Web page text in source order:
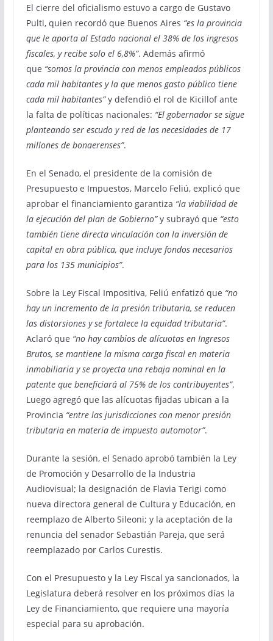
El cierre del oficialismo estuvo a cargo de Gustavo
Pulti, quien recordó que Buenos Aires “es la provincia
que le aporta al Estado nacional el 38% de los ingresos
fiscales, y recibe solo el 6,8%”. Además afirmó
que “somos la provincia con menos empleados públicos
cada mil habitantes y la que menos gasto público tiene
cada mil habitantes”y defendió el rol de Kicillof ante
la falta de políticas nacionales: “El gobernador se sigue
planteando ser escudo y red de las necesidades de 17
millones de bonaerenses”.
En el Senado, el presidente de la comisión de
Presupuesto e Impuestos, Marcelo Feliú, explicó que
aprobar el financiamiento garantiza “la viabilidad de
la ejecución del plan de Gobierno”y subrayó que “esto
también tiene directa vinculación con la inversión de
capital en obra pública, que incluye fondos necesarios
para los 135 municipios”.
Sobre la Ley Fiscal Impositiva, Feliú enfatizó que “no
hay un incremento de la presión tributaria, se reducen
las distorsiones y se fortalece la equidad tributaria”.
Aclaró que “no hay cambios de alícuotas en Ingresos
Brutos, se mantiene la misma carga fiscal en materia
inmobiliaria y se proyecta una rebaja nominal en la
patente que beneficiará al 75% de los contribuyentes”.
Luego agregó que las alícuotas fijadas ubican a la
Provincia “entre las jurisdicciones con menor presión
tributaria en materia de impuesto automotor”.
Durante la sesión, el Senado aprobó también la Ley
de Promoción y Desarrollo de la Industria
Audiovisual; la designación de Flavia Terigi como
nueva directora general de Cultura y Educación, en
reemplazo de Alberto Sileoni; y la aceptación de la
renuncia del senador Sebastián Pareja, que será
reemplazado por Carlos Curestis.
Con el Presupuesto y la Ley Fiscal ya sancionados, la
Legislatura deberá resolver en los próximos días la
Ley de Financiamiento, que requiere una mayoría
especial para su aprobación.